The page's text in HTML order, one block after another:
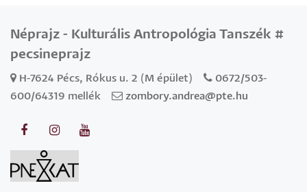
Néprajz - Kulturális Antropológia Tanszék #
pecsineprajz
H-7624 Pécs, Rókus u. 2 (M épület)
0672/503-
600/64319 mellék
zombory.andrea@pte.hu